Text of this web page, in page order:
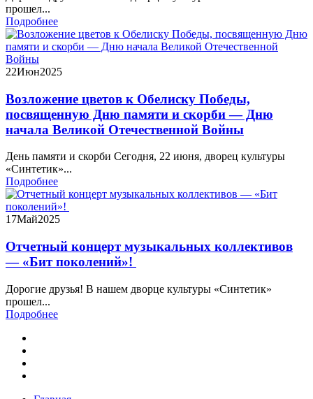
прошел...
Подробнее
22Июн2025
Возложение цветов к Обелиску Победы,
посвященную Дню памяти и скорби — Дню
начала Великой Отечественной Войны
День памяти и скорби Сегодня, 22 июня, дворец культуры
«Синтетик»...
Подробнее
17Май2025
Отчетный концерт музыкальных коллективов
— «Бит поколений»!
Дорогие друзья! В нашем дворце культуры «Синтетик»
прошел...
Подробнее